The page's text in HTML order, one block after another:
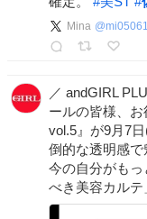
Mina @
／ andGIRL
ールの皆様、
vol.5』が9月7
倒的な透明感で
今の自分がも
べき美容カルテ